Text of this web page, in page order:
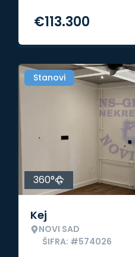
€113.300
Stanovi
360°
Kej
NOVI SAD
ŠIFRA: #574026